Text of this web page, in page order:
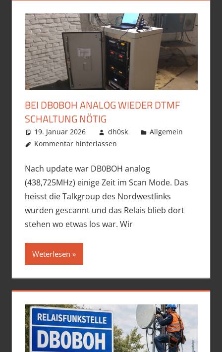
BEI DB0BOH ANALOG WIEDER DTMF
SCHALTUNG NÖTIG
19. Januar 2026 dh0sk
Allgemein
Kommentar hinterlassen
Nach update war DB0BOH analog
(438,725MHz) einige Zeit im Scan Mode. Das
heisst die Talkgroup des Nordwestlinks
wurden gescannt und das Relais blieb dort
stehen wo etwas los war. Wir
Weterlesen